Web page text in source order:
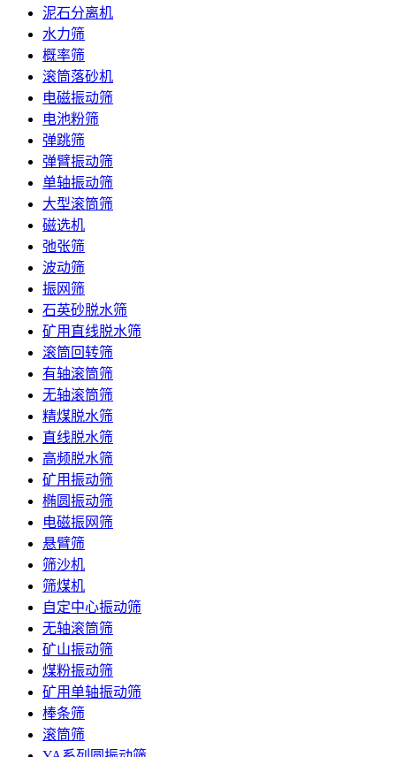
泥石分离机
水力筛
概率筛
滚筒落砂机
电磁振动筛
电池粉筛
弹跳筛
弹臂振动筛
单轴振动筛
大型滚筒筛
磁选机
弛张筛
波动筛
振网筛
石英砂脱水筛
矿用直线脱水筛
滚筒回转筛
有轴滚筒筛
无轴滚筒筛
精煤脱水筛
直线脱水筛
高频脱水筛
矿用振动筛
椭圆振动筛
电磁振网筛
悬臂筛
筛沙机
筛煤机
自定中心振动筛
无轴滚筒筛
矿山振动筛
煤粉振动筛
矿用单轴振动筛
棒条筛
滚筒筛